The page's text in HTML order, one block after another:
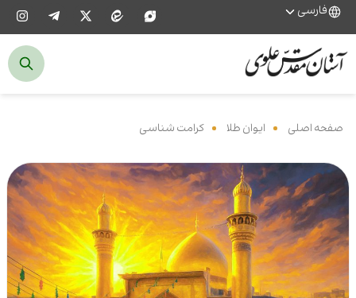
فارسی
صفحه اصلی ایوان طلا کرامت شناسی